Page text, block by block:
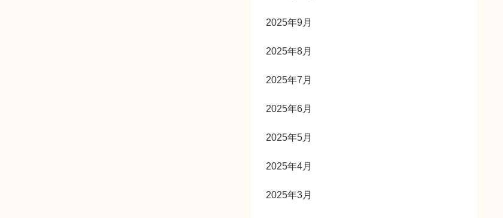
2025年9月
2025年8月
2025年7月
2025年6月
2025年5月
2025年4月
2025年3月